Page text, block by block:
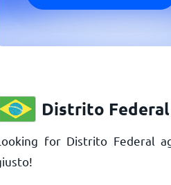
Distrito
for Distrito Federal